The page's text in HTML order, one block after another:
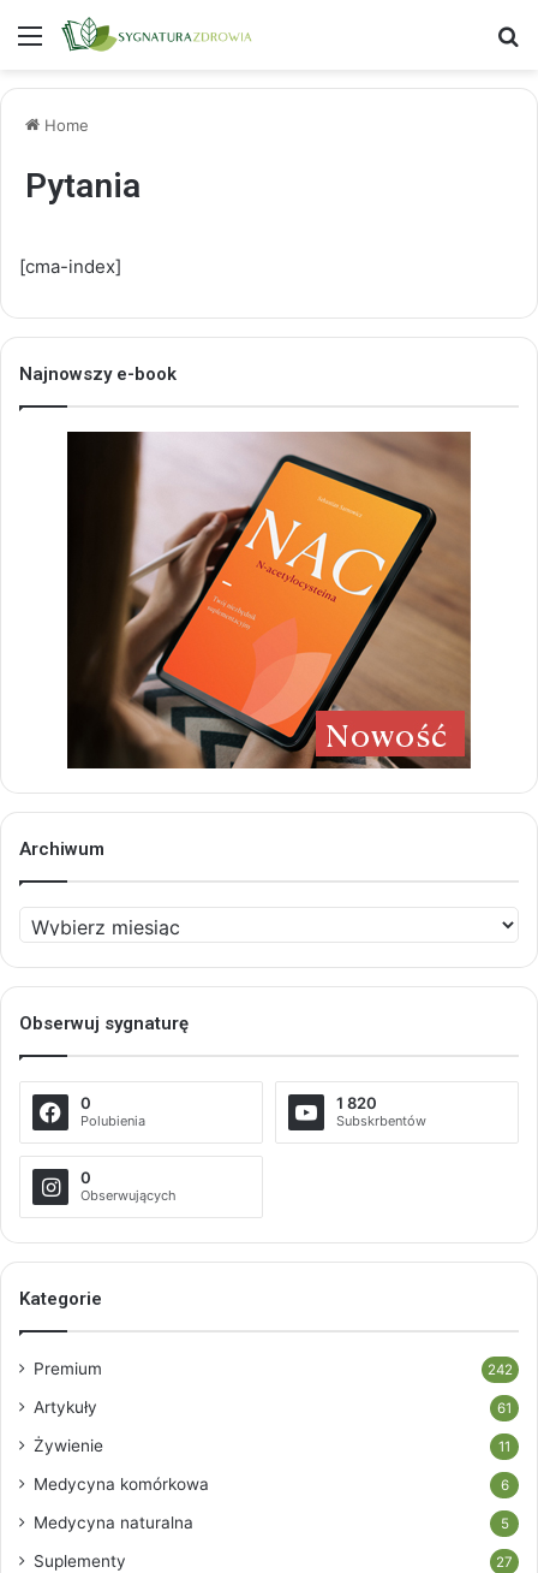
Menu
Home
Pytania
[cma-index]
Najnowszy e-book
Archiwum
Archiwum
Obserwuj sygnaturę
0
Polubienia
1 820
Subskrbentów
0
Obserwujących
Kategorie
Premium 242
Artykuły 61
Żywienie 11
Medycyna komórkowa 6
Medycyna naturalna 5
Suplementy 27